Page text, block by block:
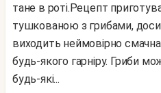
тане в роті.Рецепт
тушкованою з грибами,
виходить неймовірно
будь-якого гарніру. Гриби
будь-які...